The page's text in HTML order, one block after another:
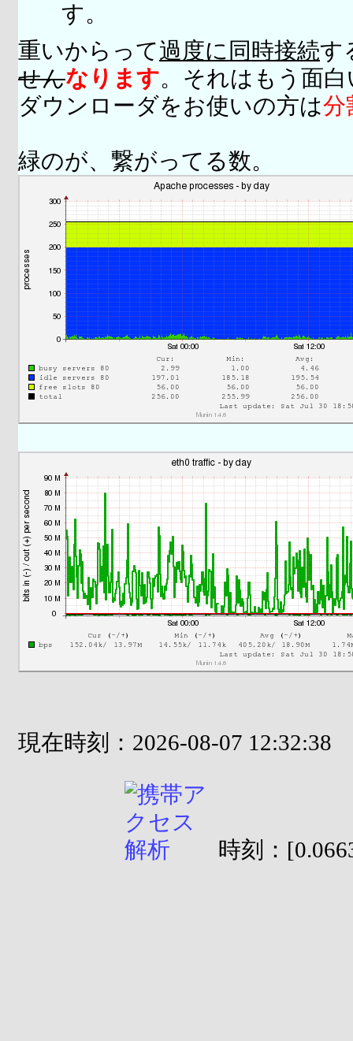
す。
重いからって過度に同時接続す
せんなります。それはもう面
ダウンローダをお使いの方は分
緑のが、繋がってる数。
現在時刻：2026-08-07 12:32:38
時刻：